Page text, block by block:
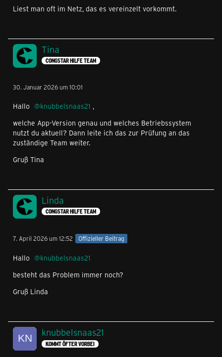
Liest man oft im Netz, das es vereinzelt vorkommt.
Tina
CONGSTAR HILFE TEAM
30. Januar 2026 um 10:01
Hallo knubbelsnaas21 ,
welche App-Version genau und welches Betriebssystem
nutzt du aktuell? Dann leite ich das zur Prüfung an das
zuständige Team weiter.
Gruß Tina
Linda
CONGSTAR HILFE TEAM
7. April 2026 um 12:52 Offizieller Beitrag
Hallo
knubbelsnaas21
besteht das Problem immer noch?
Gruß Linda
knubbelsnaas21
KOMMT ÖFTER VORBEI